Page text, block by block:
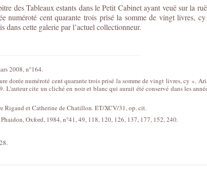
des Tableaux estants dans le Petit Cabinet ayant veuë sur la
numéroté cent quarante trois prisé la somme de vingt livres,
cette galerie par l’actuel collectionneur.
2008, n°164.
dorée numéroté cent quarante trois prisé la somme de vingt livres, cy ».
L'auteur cite un cliché en noir et blanc qui aurait été conservé dans les
Rigaud et Catherine de Chatillon. ET/XCV/31, op. cit.
Oxford, 1984, n°41, 49, 118, 120, 126, 137, 177, 152, 240.